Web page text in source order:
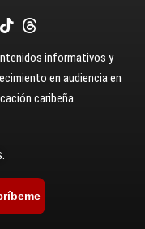
informativos y
en audiencia en
caribeña.